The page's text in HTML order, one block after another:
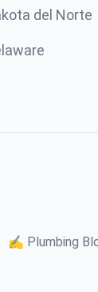
del Norte
✍️ Plumbing